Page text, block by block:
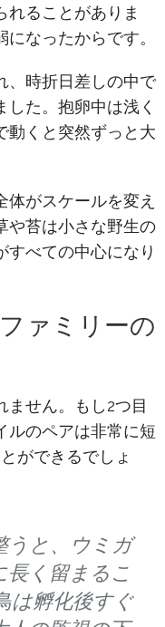
れることがありま
なったからです。
、時折日差しの中で
た。抱卵中は浅く
動くと突然ずっと大
がスケールを変え
や苔は小さな野生の
すべての中心になり
ァミリーの
ません。もし2つ目
ルのペアは非常に短
ができるでしょ
うと、ウミガ
長く留まるこ
は孵化後すぐ